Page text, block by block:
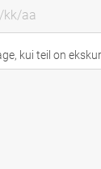
kui teil on